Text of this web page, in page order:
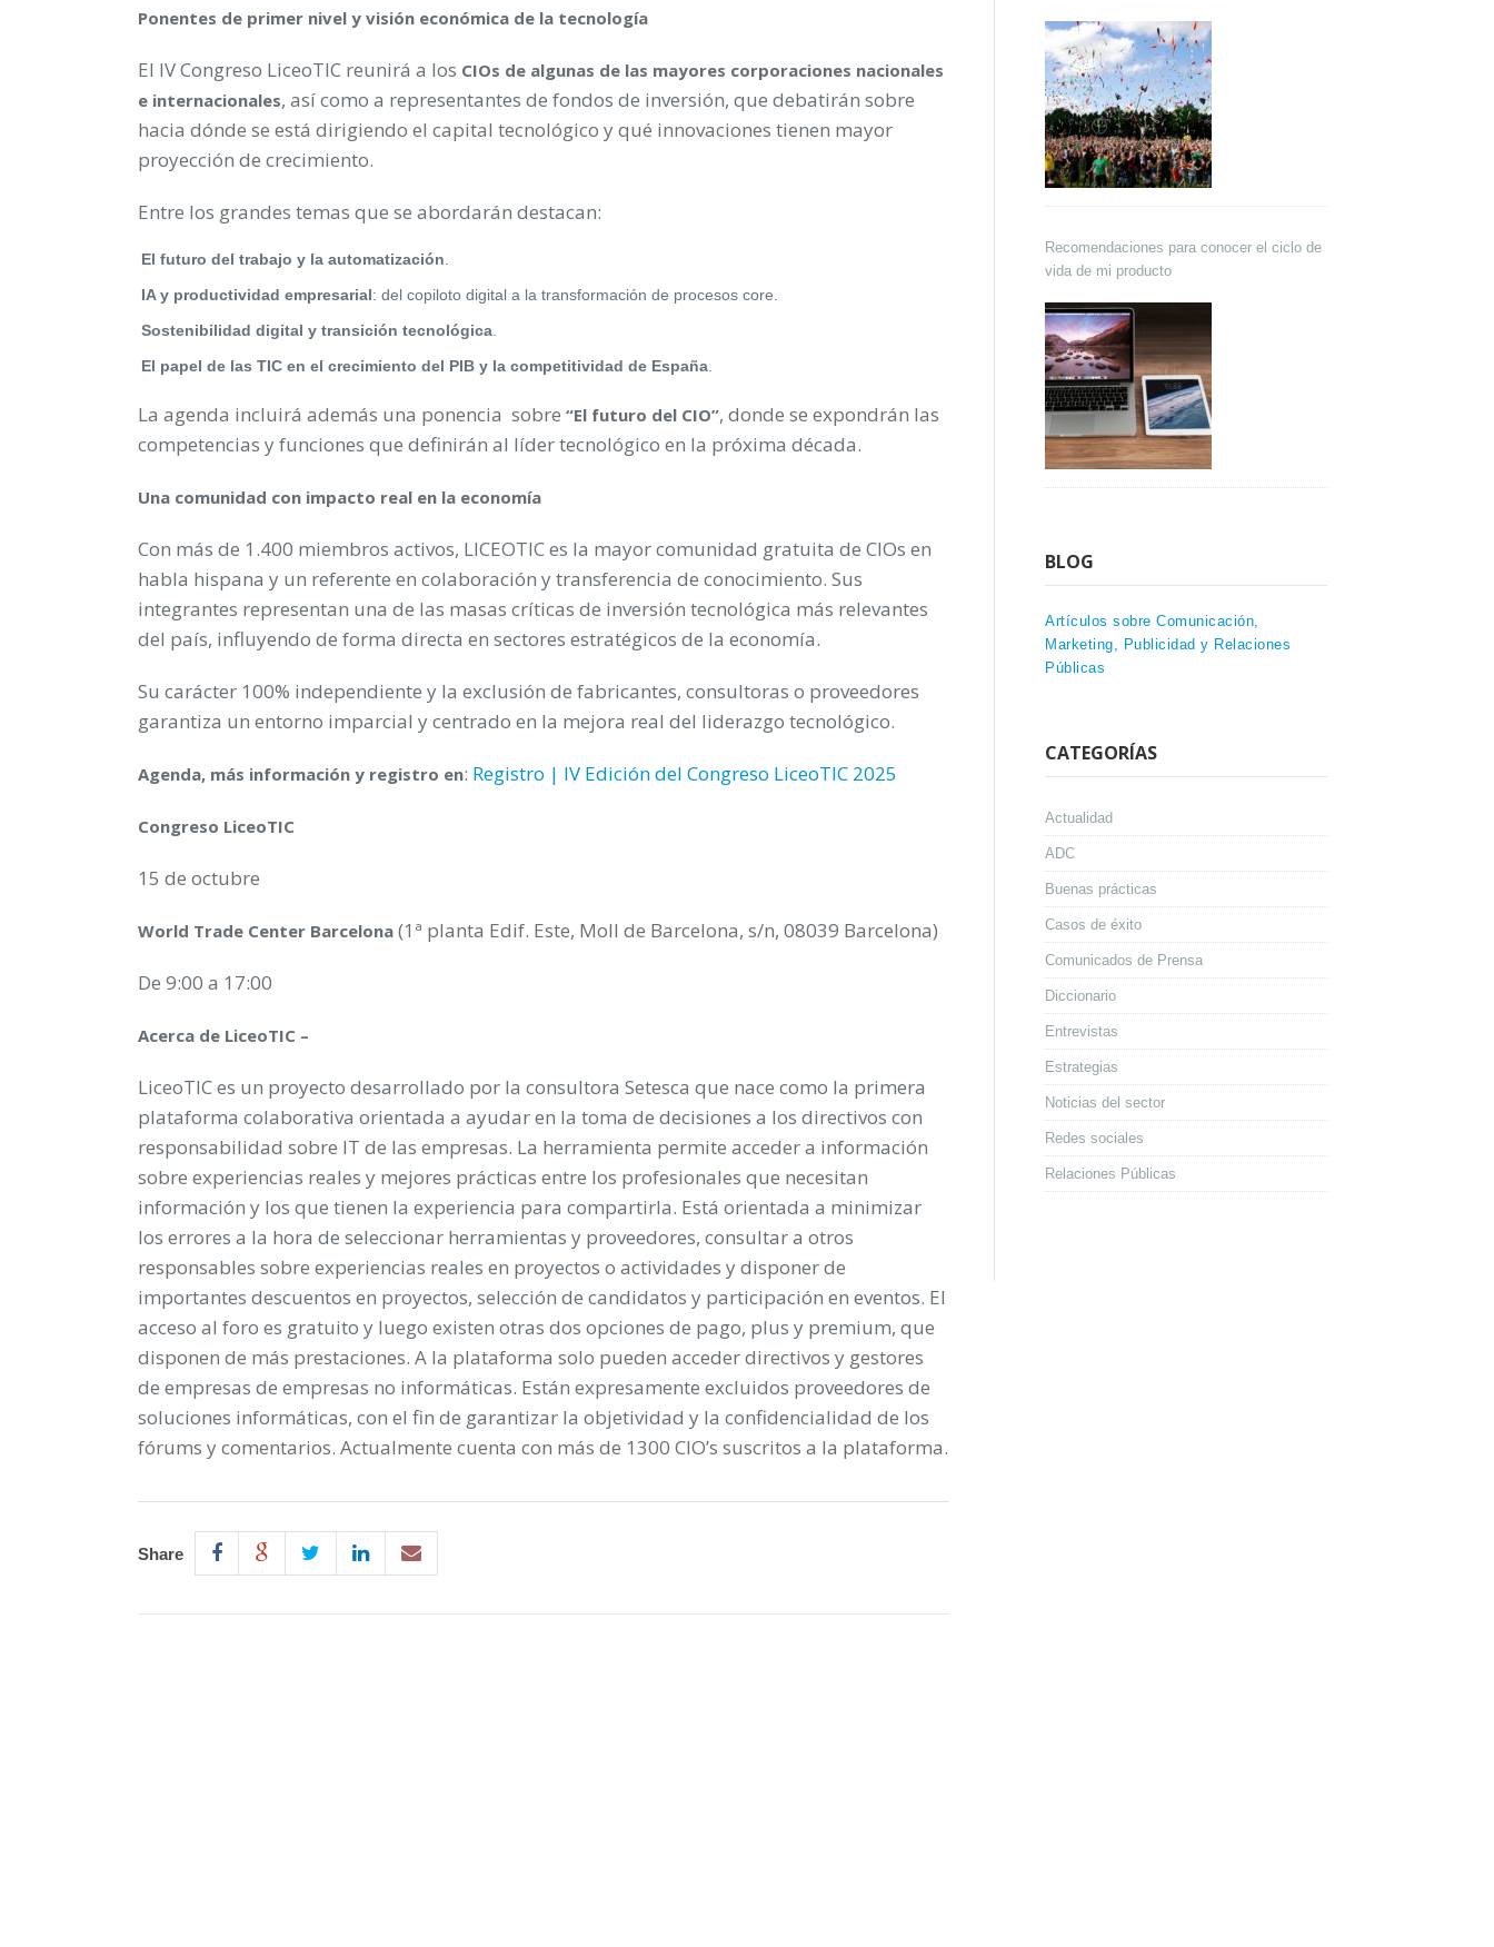
Ponentes de primer nivel y visión económica de la tecnología
El IV Congreso LiceoTIC reunirá a los CIOs de algunas de las mayores corporaciones nacionales
e internacionales, así como a representantes de fondos de inversión, que debatirán sobre
hacia dónde se está dirigiendo el capital tecnológico y qué innovaciones tienen mayor
proyección de crecimiento.
Entre los grandes temas que se abordarán destacan:
El futuro del trabajo y la automatización
IA y productividad empresarial: del copiloto digital a la transformación de procesos core.
Sostenibilidad digital y transición tecnológica
El papel de las TIC en el crecimiento del PIB y la competitividad de España
La agenda incluirá además una ponencia sobre “El futuro del CIO”, donde se expondrán las
competencias y funciones que definirán al líder tecnológico en la próxima década.
Una comunidad con impacto real en la economía
Con más de 1.400 miembros activos, LICEOTIC es la mayor comunidad gratuita de CIOs en
habla hispana y un referente en colaboración y transferencia de conocimiento. Sus
integrantes representan una de las masas críticas de inversión tecnológica más relevantes
del país, influyendo de forma directa en sectores estratégicos de la economía.
Su carácter 100% independiente y la exclusión de fabricantes, consultoras o proveedores
garantiza un entorno imparcial y centrado en la mejora real del liderazgo tecnológico.
Agenda, más información y registro en: Registro | IV Edición del Congreso LiceoTIC 2025
Congreso LiceoTIC
15 de octubre
World Trade Center Barcelona (1ª planta Edif. Este, Moll de Barcelona, s/n, 08039 Barcelona)
De 9:00 a 17:00
Acerca de LiceoTIC –
LiceoTIC es un proyecto desarrollado por la consultora Setesca que nace como la primera
plataforma colaborativa orientada a ayudar en la toma de decisiones a los directivos con
responsabilidad sobre IT de las empresas. La herramienta permite acceder a información
sobre experiencias reales y mejores prácticas entre los profesionales que necesitan
información y los que tienen la experiencia para compartirla. Está orientada a minimizar
los errores a la hora de seleccionar herramientas y proveedores, consultar a otros
responsables sobre experiencias reales en proyectos o actividades y disponer de
importantes descuentos en proyectos, selección de candidatos y participación en eventos. El
acceso al foro es gratuito y luego existen otras dos opciones de pago, plus y premium, que
disponen de más prestaciones. A la plataforma solo pueden acceder directivos y gestores
de empresas de empresas no informáticas. Están expresamente excluidos proveedores de
soluciones informáticas, con el fin de garantizar la objetividad y la confidencialidad de los
fórums y comentarios. Actualmente cuenta con más de 1300 CIO’s suscritos a la plataforma.
Share
Recomendaciones para conocer el ciclo de
vida de mi producto
BLOG
Artículos sobre Comunicación,
Marketing, Publicidad y Relaciones
Públicas
CATEGORÍAS
Actualidad
ADC
Buenas prácticas
Casos de éxito
Comunicados de Prensa
Diccionario
Entrevistas
Estrategias
Noticias del sector
Redes sociales
Relaciones Públicas